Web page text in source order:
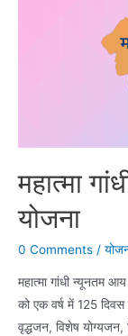
महात्मा
योजना
0 Comments /
महात्मा गांधी न्यूनतम
को एक वर्ष में 125
वृद्धजन, विशेष योग्यजन,